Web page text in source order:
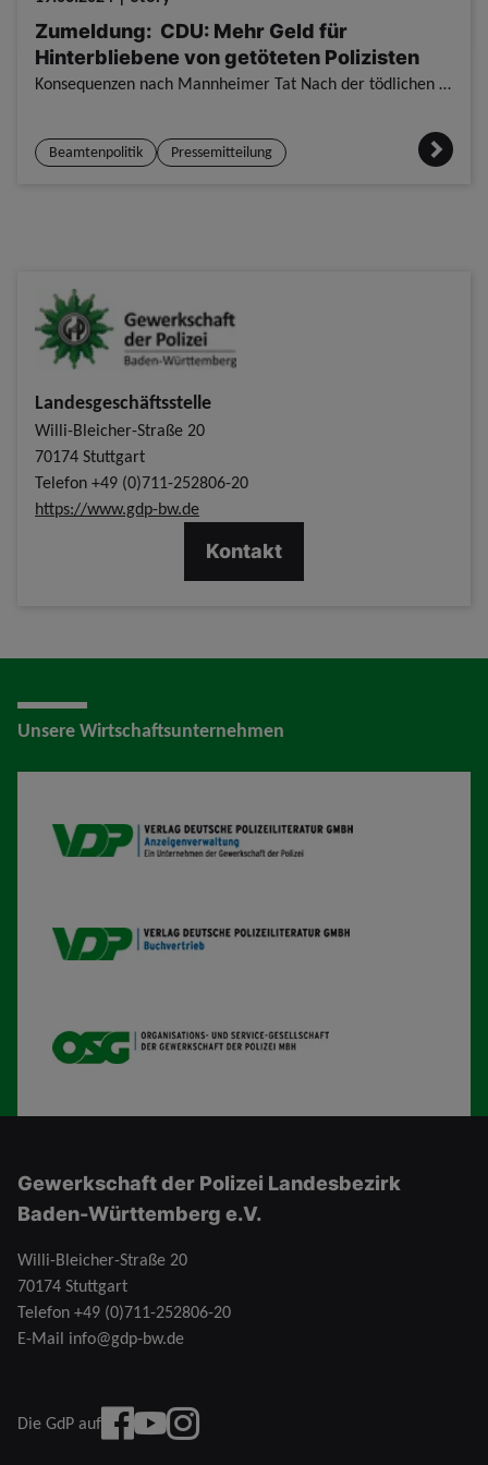
Zumeldung: CDU: Mehr Geld für
Hinterbliebene von getöteten Polizisten
Konsequenzen nach Mannheimer Tat Nach der tödlichen Attacke auf den Mannheimer Polizisten Rouven L. sollten die Hinterbliebenen aus Sicht der CDU Baden-Württemberg deutlich besser entschädigt werden a
Beamtenpolitik Pressemitteilung
Landesgeschäftsstelle
Willi-Bleicher-Straße 20
70174 Stuttgart
Telefon +49 (0)711-252806-20
https://www.gdp-bw.de
Kontakt
Unsere Wirtschaftsunternehmen
VDP AV
VDP B
OSG
Gewerkschaft der Polizei Landesbezirk
Baden-Württemberg e.V.
Willi-Bleicher-Straße 20
70174 Stuttgart
Telefon +49 (0)711-252806-20
E-Mail info@gdp-bw.de
Die GdP auf
Facebook
YouTubeinstagram